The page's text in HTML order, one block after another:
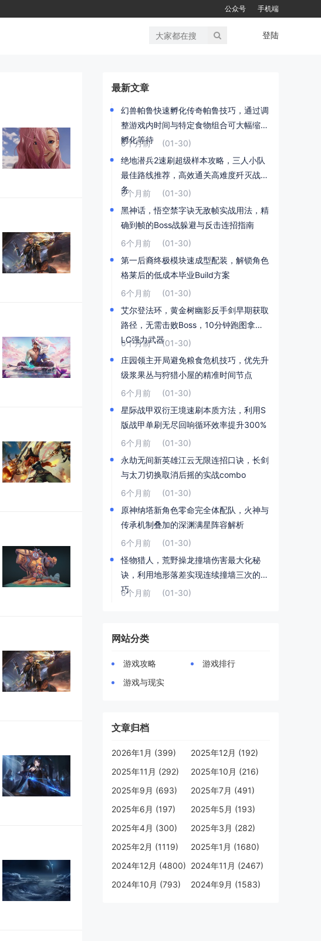
公众号 手机端
登陆
最新文章
幻兽帕鲁快速孵化传奇帕鲁技巧，通过调
整游戏内时间与特定食物组合可大幅缩短
孵化等待
6个月前
(01-30)
绝地潜兵2速刷超级样本攻略，三人小队
最佳路线推荐，高效通关高难度歼灭战任
务
6个月前
(01-30)
黑神话，悟空禁字诀无敌帧实战用法，精
确到帧的Boss战躲避与反击连招指南
6个月前
(01-30)
第一后裔终极模块速成型配装，解锁角色
格莱后的低成本毕业Build方案
6个月前
(01-30)
艾尔登法环，黄金树幽影反手剑早期获取
路径，无需击败Boss，10分钟跑图拿到D
LC强力武器
6个月前
(01-30)
庄园领主开局避免粮食危机技巧，优先升
级浆果丛与狩猎小屋的精准时间节点
6个月前
(01-30)
星际战甲双衍王境速刷本质方法，利用S
版战甲单刷无尽回响循环效率提升300%
6个月前
(01-30)
永劫无间新英雄江云无限连招口诀，长剑
与太刀切换取消后摇的实战combo
6个月前
(01-30)
原神纳塔新角色零命完全体配队，火神与
传承机制叠加的深渊满星阵容解析
6个月前
(01-30)
怪物猎人，荒野操龙撞墙伤害最大化秘
诀，利用地形落差实现连续撞墙三次的技
巧
6个月前 (01-30)
网站分类
游戏攻略
游戏排行
游戏与现实
文章归档
2026年1月 (399)
2025年12月 (192)
2025年11月 (292)
2025年10月 (216)
2025年9月 (693)
2025年7月 (491)
2025年6月 (197)
2025年5月 (193)
2025年4月 (300)
2025年3月 (282)
2025年2月 (1119)
2025年1月 (1680)
2024年12月 (4800) 2024年11月 (2467)
2024年10月 (793)
2024年9月 (1583)